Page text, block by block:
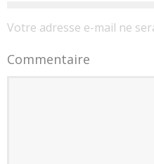
Votre adresse e-mail ne
Commentaire